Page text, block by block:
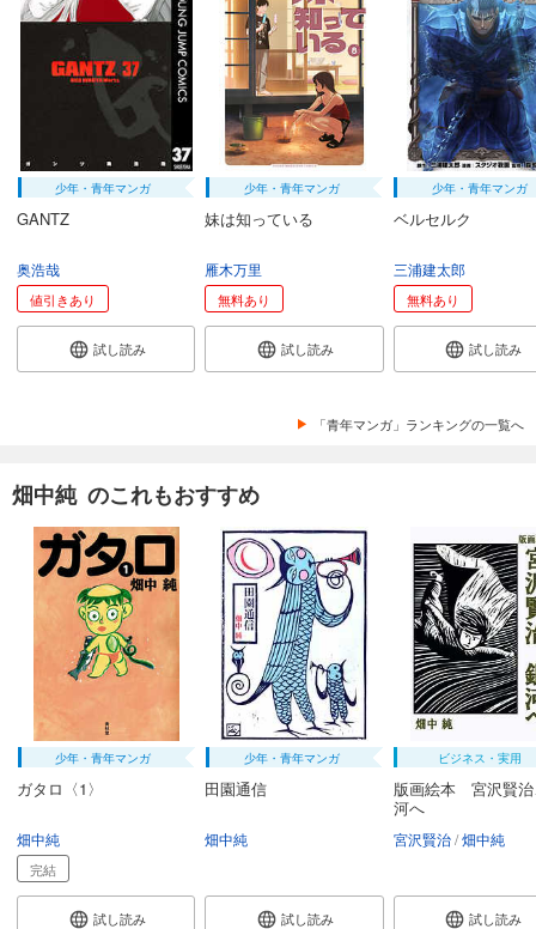
少年・青年マンガ
GANTZ
奥浩哉
値引きあり
試し読み
少年・青年マンガ
妹は知っている
雁木万里
無料あり
試し読み
少年・青年マンガ
ベルセルク
三浦建太郎
無料あり
試し読み
「青年マンガ」ランキングの一覧へ
畑中純 のこれもおすすめ
少年・青年マンガ
ガタロ〈1〉
畑中純
完結
試し読み
少年・青年マンガ
田園通信
畑中純
試し読み
ビジネス・実用
版画絵本 宮沢賢治
河へ
宮沢賢治 畑中純
試し読み